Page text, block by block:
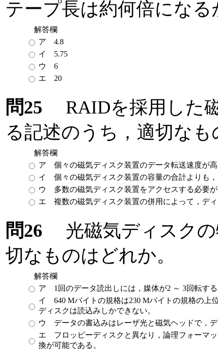
テープ長は約何倍になる
解答欄
ア 4.8
イ 5.75
ウ 6
エ 20
問25 RAIDを採用した
る記述のうち，適切な
解答欄
ア 個々の磁気ディスク装置のデータ転送速度が
イ 個々の磁気ディスク装置の容量の合計よりも
ウ 多数の磁気ディスク装置をアクセスする必要
エ 複数の磁気ディスク装置の併用によって，デ
問26 光磁気ディスクの
切なものはどれか。
解答欄
ア 1回のデータ読出しには，媒体が2 ～ 3回転す
イ 640 Mバイトの規格は230 Mバイトの規格の上
ディスクは読込みしかできない。
ウ データの書込みはレーザ光と磁気ヘッドで，
エ フロッピーディスクと異なり，論理フォーマ
換が可能である。